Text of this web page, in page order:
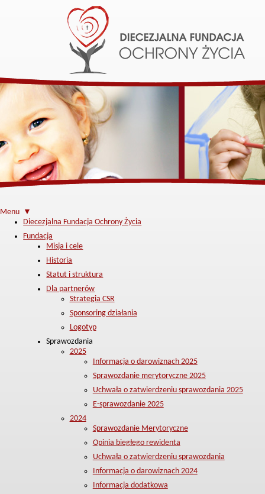
Menu ▼
Diecezjalna Fundacja Ochrony Życia
Fundacja
Misja i cele
Historia
Statut i struktura
Dla partnerów
Strategia CSR
Sponsoring działania
Logotyp
Sprawozdania
2025
Informacja o darowiznach 2025
Sprawozdanie merytoryczne 2025
Uchwała o zatwierdzeniu sprawozdania 2025
E-sprawozdanie 2025
2024
Sprawozdanie Merytoryczne
Opinia biegłego rewidenta
Uchwała o zatwierdzeniu sprawozdania
Informacja o darowiznach 2024
Informacja dodatkowa